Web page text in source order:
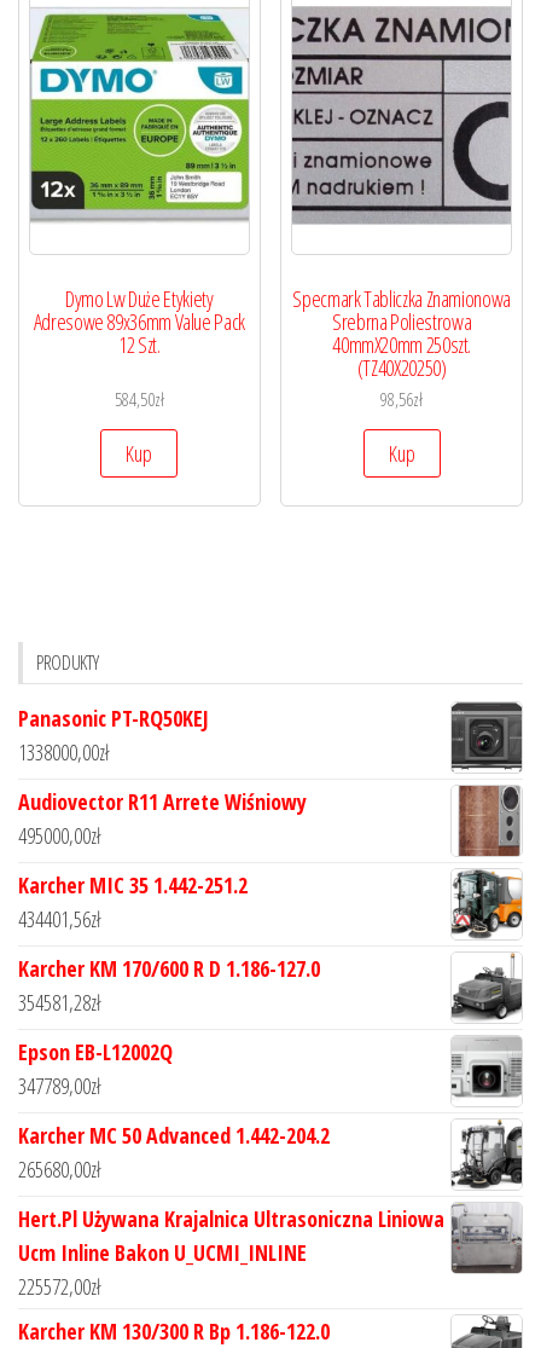
Dymo Lw Duże Etykiety
Adresowe 89x36mm Value Pack
12 Szt.
584,50zł
Kup
Specmark Tabliczka Znamionowa
Srebrna Poliestrowa
40mmX20mm 250szt.
(TZ40X20250)
98,56zł
Kup
PRODUKTY
Panasonic PT-RQ50KEJ
1338000,00zł
Audiovector R11 Arrete Wiśniowy
495000,00zł
Karcher MIC 35 1.442-251.2
434401,56zł
Karcher KM 170/600 R D 1.186-127.0
354581,28zł
Epson EB-L12002Q
347789,00zł
Karcher MC 50 Advanced 1.442-204.2
265680,00zł
Hert.Pl Używana Krajalnica Ultrasoniczna Liniowa
Ucm Inline Bakon U_UCMI_INLINE
225572,00zł
Karcher KM 130/300 R Bp 1.186-122.0